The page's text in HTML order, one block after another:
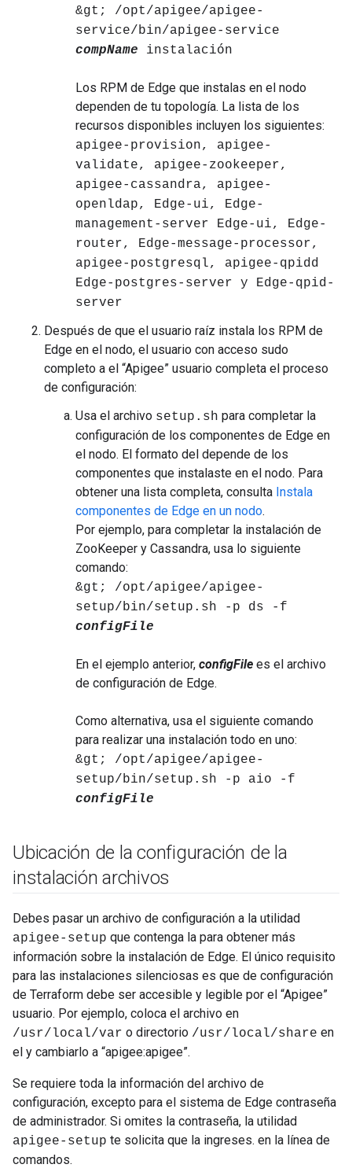
&gt; /opt/apigee/apigee-
service/bin/apigee-service
compName instalación
Los RPM de Edge que instalas en el nodo
dependen de tu topología. La lista de los
recursos disponibles incluyen los siguientes:
apigee-provision, apigee-
validate, apigee-zookeeper,
apigee-cassandra, apigee-
openldap, Edge-ui, Edge-
management-server Edge-ui, Edge-
router, Edge-message-processor,
apigee-postgresql, apigee-qpidd
Edge-postgres-server y Edge-qpid-
server
Después de que el usuario raíz instala los RPM de
Edge en el nodo, el usuario con acceso sudo
completo a el “Apigee” usuario completa el proceso
de configuración:
Usa el archivo setup.sh para completar la
configuración de los componentes de Edge en
el nodo. El formato del depende de los
componentes que instalaste en el nodo. Para
obtener una lista completa, consulta Instala
componentes de Edge en un nodo.
Por ejemplo, para completar la instalación de
ZooKeeper y Cassandra, usa lo siguiente
comando:
&gt; /opt/apigee/apigee-
setup/bin/setup.sh -p ds -f
configFile
En el ejemplo anterior, configFile es el archivo
de configuración de Edge.
Como alternativa, usa el siguiente comando
para realizar una instalación todo en uno:
&gt; /opt/apigee/apigee-
setup/bin/setup.sh -p aio -f
configFile
Ubicación de la configuración de la
instalación archivos
Debes pasar un archivo de configuración a la utilidad
apigee-setup que contenga la para obtener más
información sobre la instalación de Edge. El único requisito
para las instalaciones silenciosas es que de configuración
de Terraform debe ser accesible y legible por el “Apigee”
usuario. Por ejemplo, coloca el archivo en
/usr/local/var o directorio /usr/local/share en
el y cambiarlo a “apigee:apigee”.
Se requiere toda la información del archivo de
configuración, excepto para el sistema de Edge contraseña
de administrador. Si omites la contraseña, la utilidad
apigee-setup te solicita que la ingreses. en la línea de
comandos.